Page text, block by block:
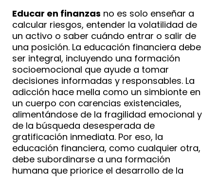
Educar en finanzas no es solo enseñar a
calcular riesgos, entender la volatilidad de
un activo o saber cuándo entrar o salir de
una posición. La educación financiera debe
ser integral, incluyendo una formación
socioemocional que ayude a tomar
decisiones informadas y responsables. La
adicción hace mella como un simbionte en
un cuerpo con carencias existenciales,
alimentándose de la fragilidad emocional y
de la búsqueda desesperada de
gratificación inmediata. Por eso, la
educación financiera, como cualquier otra,
debe subordinarse a una formación
humana que priorice el desarrollo de la